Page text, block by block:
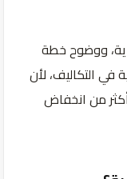
ووضوح خطة
في التكاليف، لأن
من انخفاض